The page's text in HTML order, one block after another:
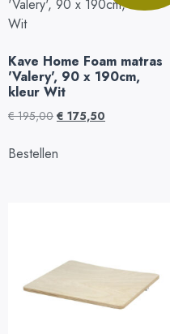
Kave Home Foam matras
'Valery', 90 x 190cm,
kleur Wit
€195,00 € 175,50
Bestellen